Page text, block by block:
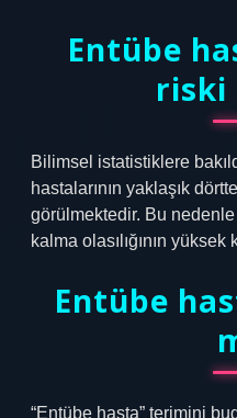
Entübe
riski
Bilimsel istatistiklere
hastalarının yaklaşık
görülmektedir. Bu
kalma olasılığının yüksek
Entübe
“Entübe hasta” terimini